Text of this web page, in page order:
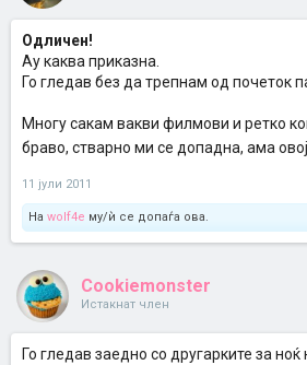
Одличен!
Ау каква приказна.
Го гледав без да трепнам од почеток
Многу сакам вакви филмови и ретко
браво, стварно ми се допадна, ама
11 јули 2011
На wolf4e му/ѝ се допаѓа ова.
Cookiemonster
Истакнат член
Го гледав заедно со другарките за